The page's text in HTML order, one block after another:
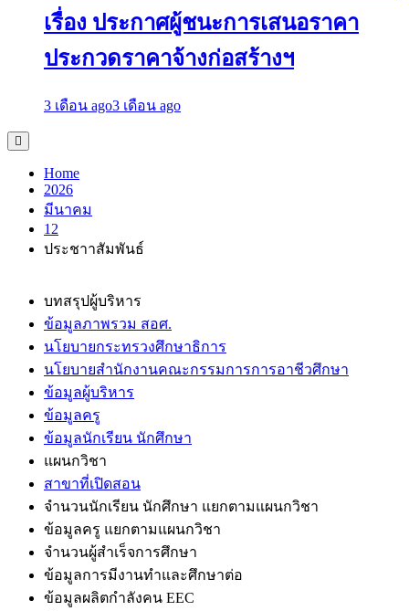
เรื่อง ประกาศผู้ชนะการเสนอราคา
ประกวดราคาจ้างก่อสร้างฯ
3 เดือน ago3 เดือน ago
Home
2026
มีนาคม
12
ประชาาสัมพันธ์
บทสรุปผู้บริหาร
ข้อมูลภาพรวม สอศ.
นโยบายกระทรวงศึกษาธิการ
นโยบายสำนักงานคณะกรรมการการอาชีวศึกษา
ข้อมูลผู้บริหาร
ข้อมูลครู
ข้อมูลนักเรียน นักศึกษา
แผนกวิชา
สาขาที่เปิดสอน
จำนวนนักเรียน นักศึกษา แยกตามแผนกวิชา
ข้อมูลครู แยกตามแผนกวิชา
จำนวนผู้สำเร็จการศึกษา
ข้อมูลการมีงานทำและศึกษาต่อ
ข้อมูลผลิตกำลังคน EEC